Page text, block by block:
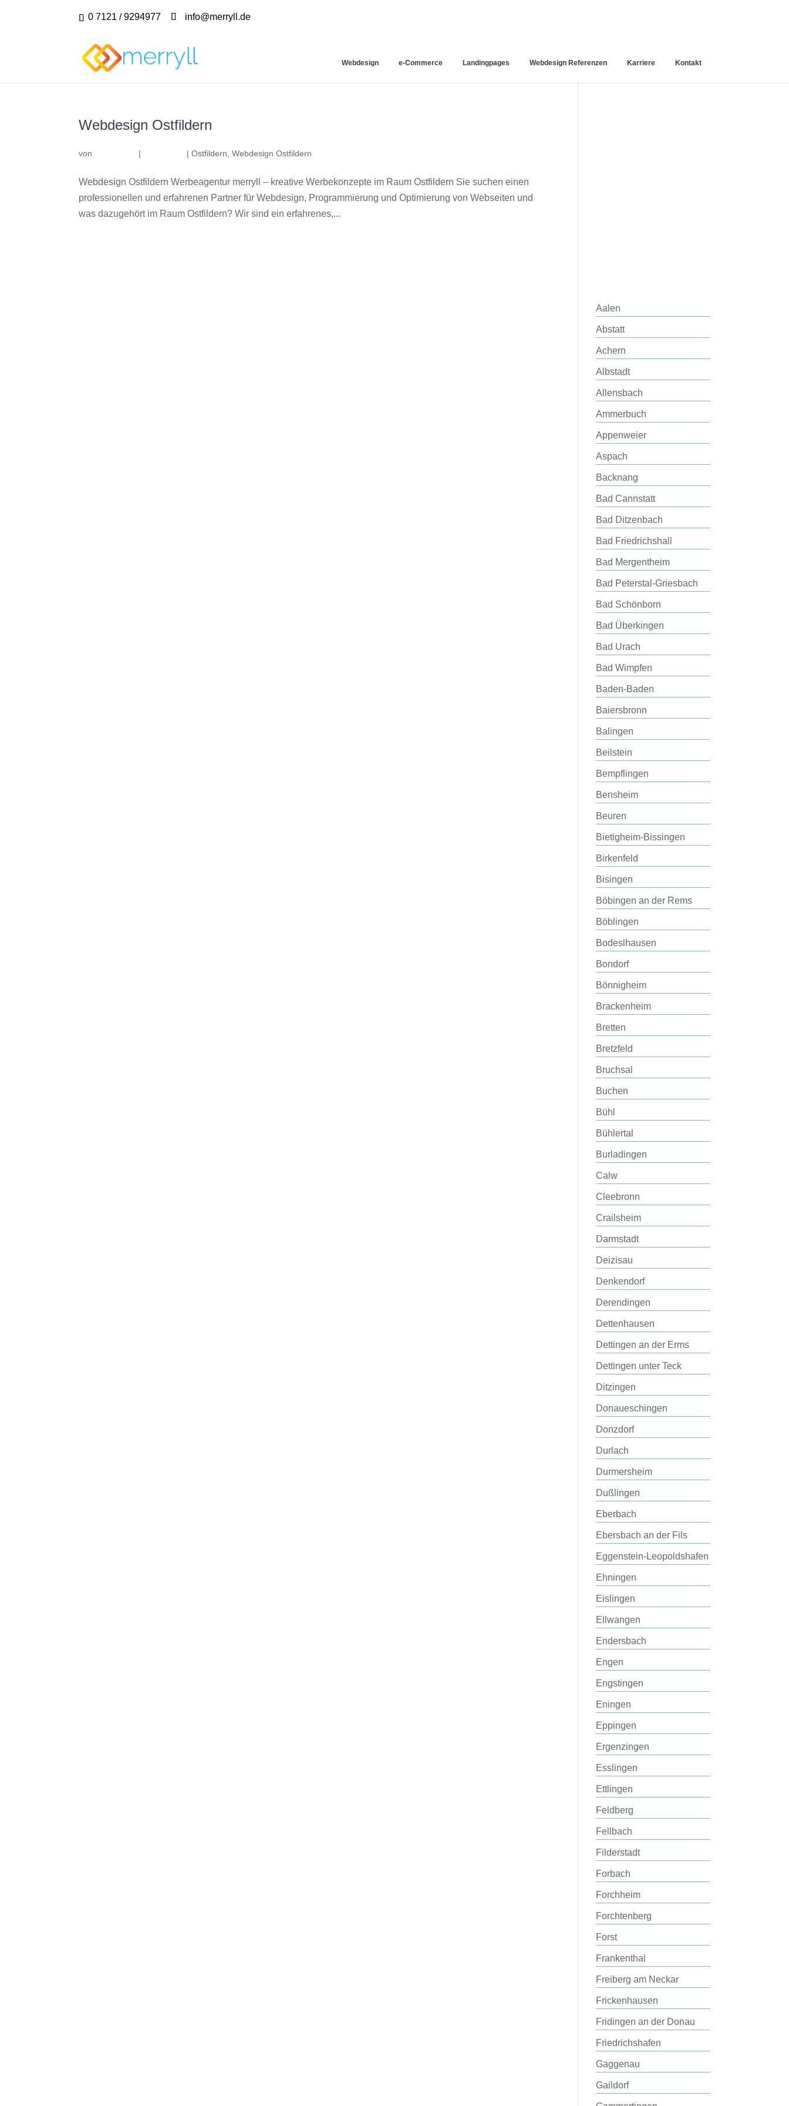
0 7121 / 9294977 info@merryll.de
Webdesign e-Commerce Landingpages Webdesign Referenzen Karriere Kontakt
Webdesign Ostfildern
von | |Ostfildern ,Webdesign Ostfildern
Webdesign Ostfildern Werbeagentur merryll – kreative Werbekonzepte im Raum Ostfildern Sie suchen einen
professionellen und erfahrenen Partner für Webdesign, Programmierung und Optimierung von Webseiten und
was dazugehört im Raum Ostfildern? Wir sind ein erfahrenes,...
Aalen
Abstatt
Achern
Albstadt
Allensbach
Ammerbuch
Appenweier
Aspach
Backnang
Bad Cannstatt
Bad Ditzenbach
Bad Friedrichshall
Bad Mergentheim
Bad Peterstal-Griesbach
Bad Schönborn
Bad Überkingen
Bad Urach
Bad Wimpfen
Baden-Baden
Baiersbronn
Balingen
Beilstein
Bempflingen
Bensheim
Beuren
Bietigheim-Bissingen
Birkenfeld
Bisingen
Böbingen an der Rems
Böblingen
Bodeslhausen
Bondorf
Bönnigheim
Brackenheim
Bretten
Bretzfeld
Bruchsal
Buchen
Bühl
Bühlertal
Burladingen
Calw
Cleebronn
Crailsheim
Darmstadt
Deizisau
Denkendorf
Derendingen
Dettenhausen
Dettingen an der Erms
Dettingen unter Teck
Ditzingen
Donaueschingen
Donzdorf
Durlach
Durmersheim
Dußlingen
Eberbach
Ebersbach an der Fils
Eggenstein-Leopoldshafen
Ehningen
Eislingen
Ellwangen
Endersbach
Engen
Engstingen
Eningen
Eppingen
Ergenzingen
Esslingen
Ettlingen
Feldberg
Fellbach
Filderstadt
Forbach
Forchheim
Forchtenberg
Forst
Frankenthal
Freiberg am Neckar
Frickenhausen
Fridingen an der Donau
Friedrichshafen
Gaggenau
Gaildorf